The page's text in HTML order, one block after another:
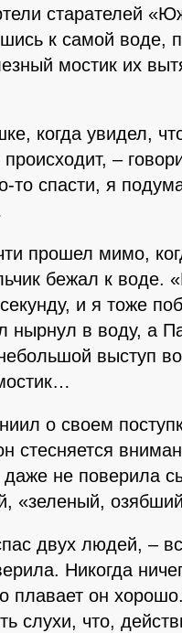
старателей
к самой воде,
мостик их
когда увидел,
–
то спасти, я
прошел мимо,
бежал к воде.
и я тоже
нырнул в воду, а
выступ
о своем
стесняется
не поверила
«зеленый,
двух людей, –
Никогда
плавает он
слухи, что,